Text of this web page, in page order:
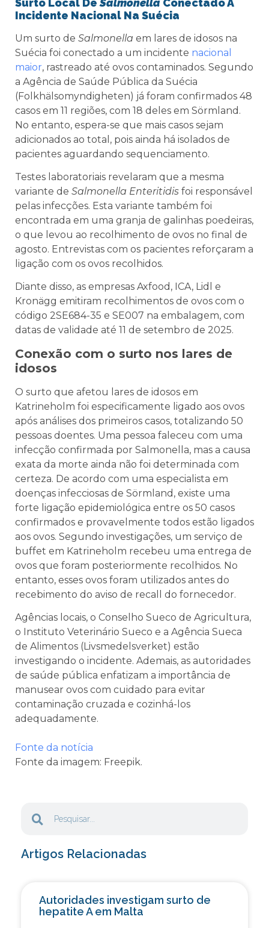
Incidente Nacional Na Suécia
Um surto de Salmonella em lares de idosos na
Suécia foi conectado a um incidente nacional
maior, rastreado até ovos contaminados. Segundo
a Agência de Saúde Pública da Suécia
(Folkhälsomyndigheten) já foram confirmados 48
casos em 11 regiões, com 18 deles em Sörmland.
No entanto, espera-se que mais casos sejam
adicionados ao total, pois ainda há isolados de
pacientes aguardando sequenciamento.
Testes laboratoriais revelaram que a mesma
variante de Salmonella Enteritidis foi responsável
pelas infecções. Esta variante também foi
encontrada em uma granja de galinhas poedeiras,
o que levou ao recolhimento de ovos no final de
agosto. Entrevistas com os pacientes reforçaram a
ligação com os ovos recolhidos.
Diante disso, as empresas Axfood, ICA, Lidl e
Kronägg emitiram recolhimentos de ovos com o
código 2SE684-35 e SE007 na embalagem, com
datas de validade até 11 de setembro de 2025.
Conexão com o surto nos lares de
idosos
O surto que afetou lares de idosos em
Katrineholm foi especificamente ligado aos ovos
após análises dos primeiros casos, totalizando 50
pessoas doentes. Uma pessoa faleceu com uma
infecção confirmada por Salmonella, mas a causa
exata da morte ainda não foi determinada com
certeza. De acordo com uma especialista em
doenças infecciosas de Sörmland, existe uma
forte ligação epidemiológica entre os 50 casos
confirmados e provavelmente todos estão ligados
aos ovos. Segundo investigações, um serviço de
buffet em Katrineholm recebeu uma entrega de
ovos que foram posteriormente recolhidos. No
entanto, esses ovos foram utilizados antes do
recebimento do aviso de recall do fornecedor.
Agências locais, o Conselho Sueco de Agricultura,
o Instituto Veterinário Sueco e a Agência Sueca
de Alimentos (Livsmedelsverket) estão
investigando o incidente. Ademais, as autoridades
de saúde pública enfatizam a importância de
manusear ovos com cuidado para evitar
contaminação cruzada e cozinhá-los
adequadamente.
Fonte da notícia
Fonte da imagem: Freepik.
Artigos Relacionadas
Autoridades investigam surto de
hepatite A em Malta